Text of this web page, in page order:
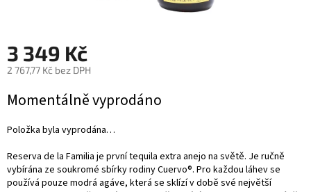
3 349 Kč
2 767,77 Kč bez DPH
cena:
Momentálně vyprodáno
Položka byla vyprodána…
Reserva de la Familia je první tequila extra anejo na světě. Je ručně
vybírána ze soukromé sbírky rodiny Cuervo®. Pro každou láhev se
používá pouze modrá agáve, která se sklízí v době své největší